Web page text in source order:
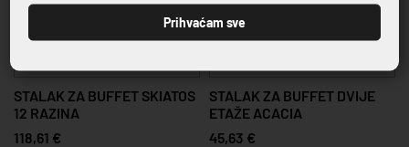
STALAK ZA BUFFET SKIATOS
12 RAZINA
118,61 €
STALAK ZA BUFFET DVIJE
ETAŽE ACACIA
45,63 €
Prihvaćam sve